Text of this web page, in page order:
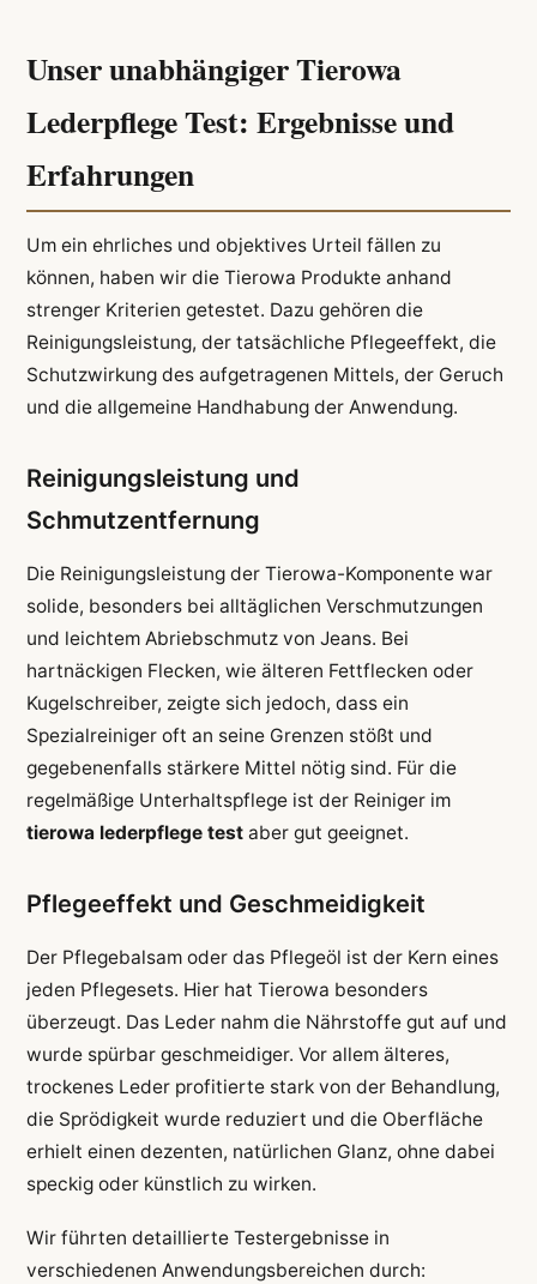
Unser unabhängiger Tierowa
Lederpflege Test: Ergebnisse und
Erfahrungen
Um ein ehrliches und objektives Urteil fällen zu
können, haben wir die Tierowa Produkte anhand
strenger Kriterien getestet. Dazu gehören die
Reinigungsleistung, der tatsächliche Pflegeeffekt, die
Schutzwirkung des aufgetragenen Mittels, der Geruch
und die allgemeine Handhabung der Anwendung.
Reinigungsleistung und
Schmutzentfernung
Die Reinigungsleistung der Tierowa-Komponente war
solide, besonders bei alltäglichen Verschmutzungen
und leichtem Abriebschmutz von Jeans. Bei
hartnäckigen Flecken, wie älteren Fettflecken oder
Kugelschreiber, zeigte sich jedoch, dass ein
Spezialreiniger oft an seine Grenzen stößt und
gegebenenfalls stärkere Mittel nötig sind. Für die
regelmäßige Unterhaltspflege ist der Reiniger im
tierowa lederpflege testaber gut geeignet.
Pflegeeffekt und Geschmeidigkeit
Der Pflegebalsam oder das Pflegeöl ist der Kern eines
jeden Pflegesets. Hier hat Tierowa besonders
überzeugt. Das Leder nahm die Nährstoffe gut auf und
wurde spürbar geschmeidiger. Vor allem älteres,
trockenes Leder profitierte stark von der Behandlung,
die Sprödigkeit wurde reduziert und die Oberfläche
erhielt einen dezenten, natürlichen Glanz, ohne dabei
speckig oder künstlich zu wirken.
Wir führten detaillierte Testergebnisse in
verschiedenen Anwendungsbereichen durch: